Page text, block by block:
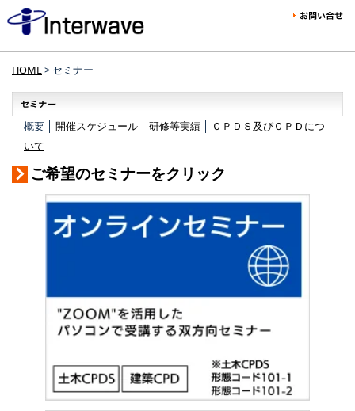
HOME> セミナー
概要 │ 開催スケジュール 研修等実績
ＣＰＤＳ及びＣＰＤにつ
いて
ご希望のセミナーをクリック